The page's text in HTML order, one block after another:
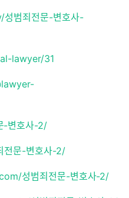
범죄전문-변호사-
lawyer/31
-변호사-2/
문-변호사-2/
성범죄전문-변호사-2/